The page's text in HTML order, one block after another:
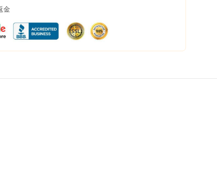
金